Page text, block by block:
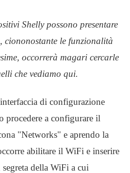
Shelly possono presentare
ciononostante le funzionalità
occorrerà magari cercarle
che vediamo qui.
di configurazione
procedere a configurare il
"Networks" e aprendo la
abilitare il WiFi e inserire
della WiFi a cui